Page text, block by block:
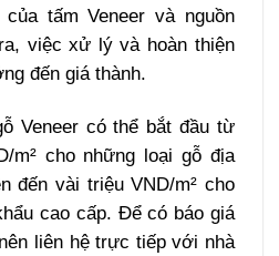
tấm Veneer và nguồn
việc xử lý và hoàn thiện
đến giá thành.
Veneer có thể bắt đầu từ
m² cho những loại gỗ địa
đến vài triệu VND/m² cho
cao cấp. Để có báo giá
liên hệ trực tiếp với nhà